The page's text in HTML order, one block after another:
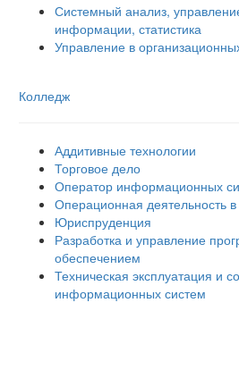
Системный анализ,
информации, статистика
Управление в
Колледж
Аддитивные технологии
Торговое дело
Оператор информационных
Операционная деятельность в
Юриспруденция
Разработка и управление
обеспечением
Техническая эксплуатация и
информационных систем